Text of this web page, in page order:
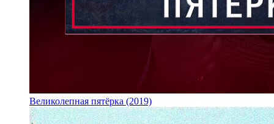
Великолепная пятёрка (2019)